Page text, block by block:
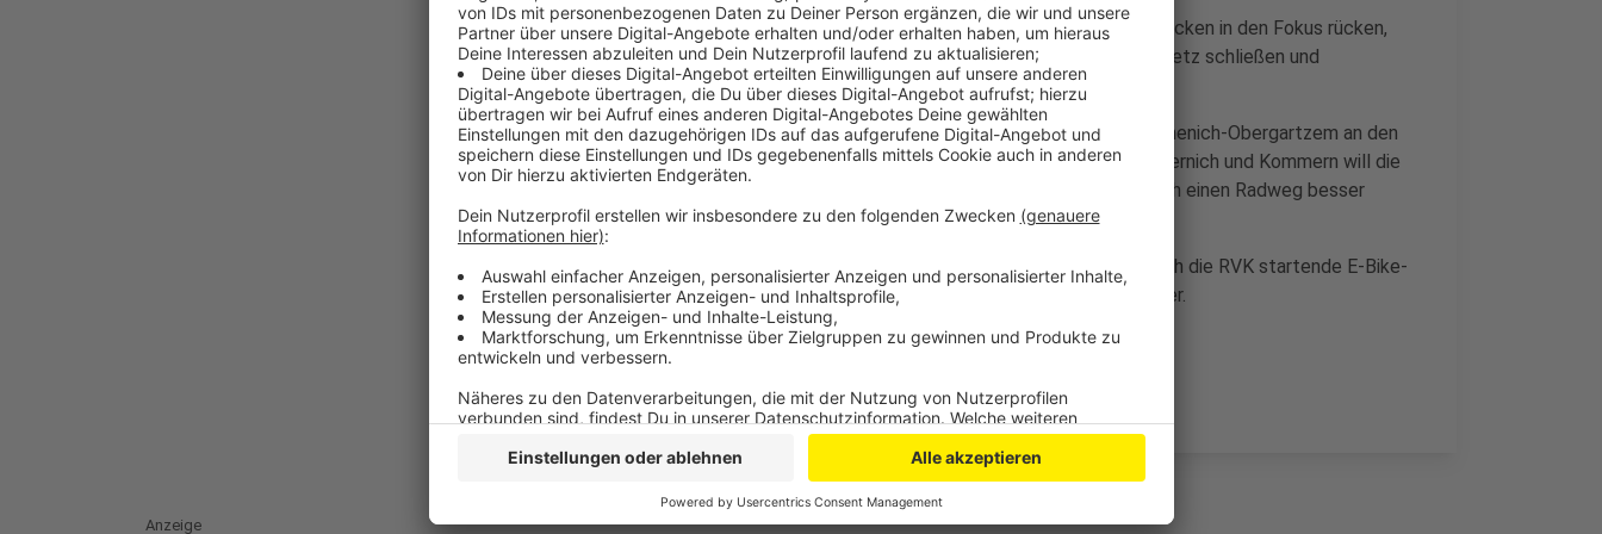
Die Stadt will dabei nach eigenen Angaben nicht nur einzelne Strecken in den Fokus rücken,
sondern das Radnetz als Ganzes. Mechernich will Lücken im Radnetz schließen und
vorhandene Wege sanieren.
Ein erstes großes Projekt sei die Anbindung des Doppelortes Firmenich-Obergartzem an den
Bahnhof in Satzvey. Den Radweg durch den Wald zwischen Mechernich und Kommern will die
Stadt erneuern und auch Kommern und Kommern-Süd sollen durch einen Radweg besser
verbunden werden.
Fahrradstellplätze an beliebten Punkten und das im Sommer durch die RVK startende E-Bike-
Verleihsystem sollen das Angebot abrunden, sagt die Stadt weiter.
Anzeige
Anzeige